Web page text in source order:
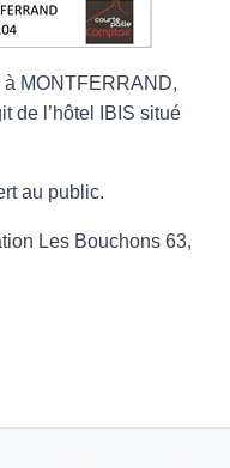
MONTFERRAND,
de l’hôtel IBIS situé
au public.
Les Bouchons 63,